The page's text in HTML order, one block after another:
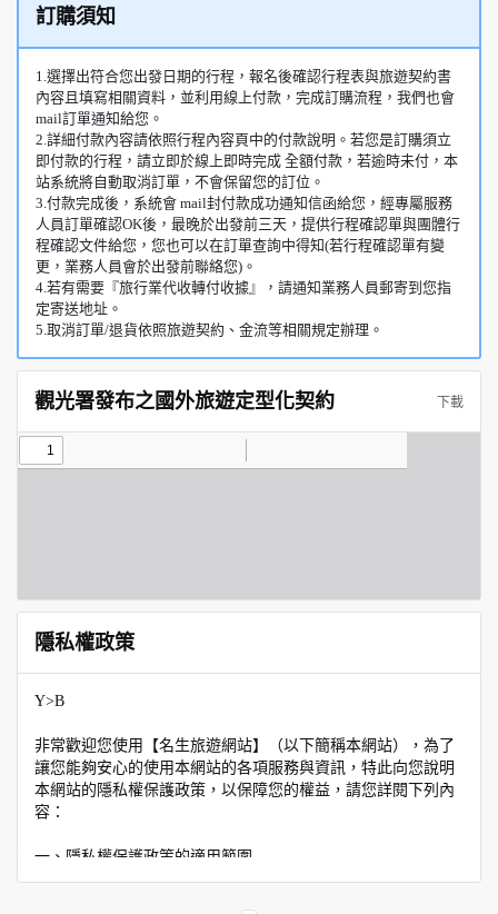
訂購須知
1.選擇出符合您出發日期的行程，報名後確認行程表與旅遊契約書
內容且填寫相關資料，並利用線上付款，完成訂購流程，我們也會
mail訂單通知給您。
2.詳細付款內容請依照行程內容頁中的付款說明。若您是訂購須立
即付款的行程，請立即於線上即時完成 全額付款，若逾時未付，本
站系統將自動取消訂單，不會保留您的訂位。
3.付款完成後，系統會 mail封付款成功通知信函給您，經專屬服務
人員訂單確認OK後，最晚於出發前三天，提供行程確認單與團體行
程確認文件給您，您也可以在訂單查詢中得知(若行程確認單有變
更，業務人員會於出發前聯絡您)。
4.若有需要『旅行業代收轉付收據』，請通知業務人員郵寄到您指
定寄送地址。
5.取消訂單/退貨依照旅遊契約、金流等相關規定辦理。
觀光署發布之國外旅遊定型化契約 下載
隱私權政策
Y>B
非常歡迎您使用【名生旅遊網站】（以下簡稱本網站），為了
讓您能夠安心的使用本網站的各項服務與資訊，特此向您說明
本網站的隱私權保護政策，以保障您的權益，請您詳閱下列內
容：
一、隱私權保護政策的適用範圍
隱私權保護政策內容，包括本網站如何處理在您使用網站服務